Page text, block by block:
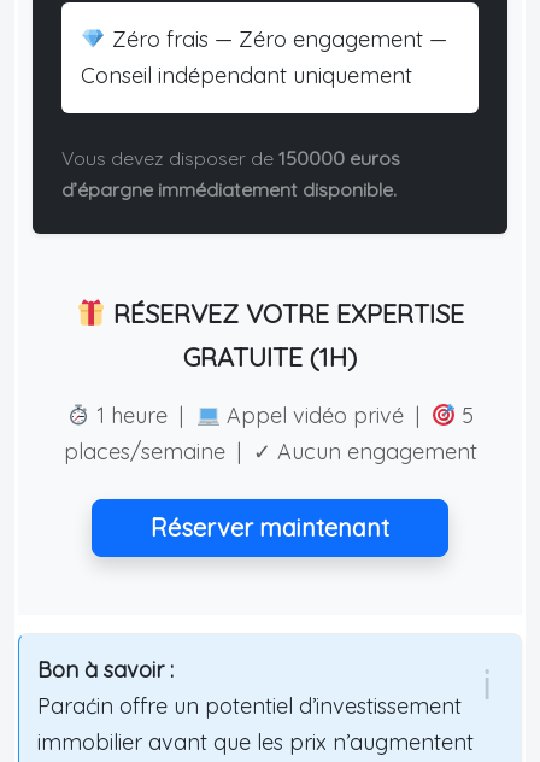
Zéro frais — Zéro engagement —
Conseil indépendant uniquement
Vous devez disposer de 150000 euros
d’épargne immédiatement disponible.
RÉSERVEZ VOTRE EXPERTISE
GRATUITE (1H)
1 heure | Appel vidéo privé |
5
places/semaine | ✓ Aucun engagement
Réserver maintenant
Bon à savoir :
Paraćin offre un potentiel d’investissement
immobilier avant que les prix n’augmentent